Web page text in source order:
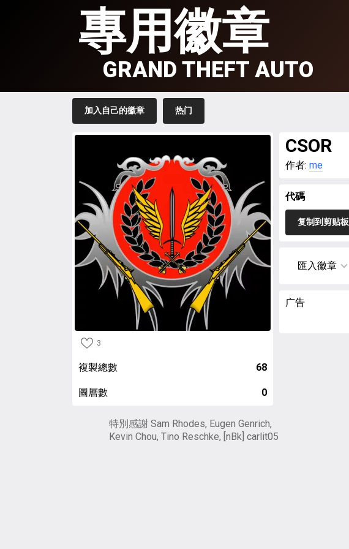
專用徽章
GRAND THEFT AUTO
加入自己的徽章 热门
3
複製總數 68
圖層數 0
CSOR
作者: me
代碼
复制到剪贴板
匯入徽章
广告
特別感謝 Sam Rhodes, Eugen Genrich,
Kevin Chou, Tino Reschke, [nBk] carlit05